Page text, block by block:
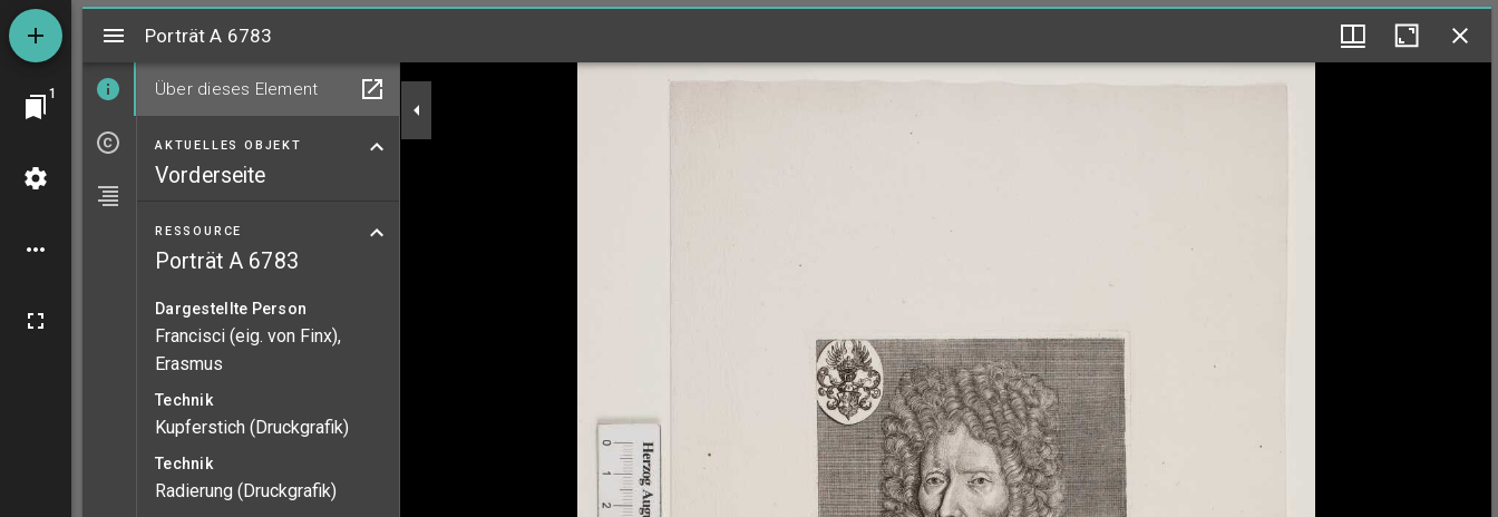
1
MiradorPorträt A 6783
Über dieses Element
AKTUELLES OBJEKT
Vorderseite
RESSOURCE
Porträt A 6783
Dargestellte Person
Francisci (eig. von Finx),
Erasmus
Technik
Kupferstich (Druckgrafik)
Technik
Radierung (Druckgrafik)
Porträt A 6783